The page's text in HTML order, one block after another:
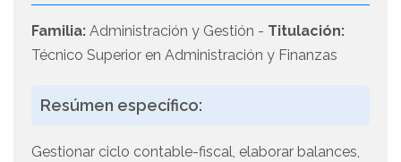
Familia: Administración y Gestión - Titulación:
Técnico Superior en Administración y Finanzas
Resúmen específico:
Gestionar ciclo contable-fiscal, elaborar balances,